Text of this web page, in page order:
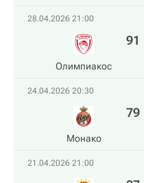
28.04.2026 21:00
Олимпиакос
91
24.04.2026 20:30
Монако
79
21.04.2026 21:00